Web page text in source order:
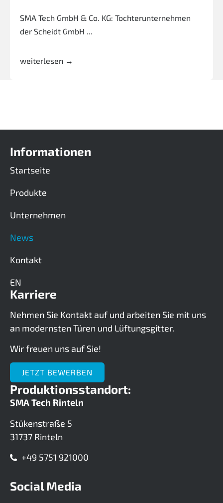
SMA Tech GmbH & Co. KG: Tochterunternehmen
der Scheidt GmbH ...
weiterlesen →
Informationen
Startseite
Produkte
Unternehmen
News
Kontakt
EN
Karriere
Nehmen Sie Kontakt auf und arbeiten Sie mit uns
an modernsten Türen und Lüftungsgitter.
Wir freuen uns auf Sie!
JETZT BEWERBEN
Produktionsstandort:
SMA Tech Rinteln
Stükenstraße 5
31737 Rinteln
+49 5751 921000
Social Media